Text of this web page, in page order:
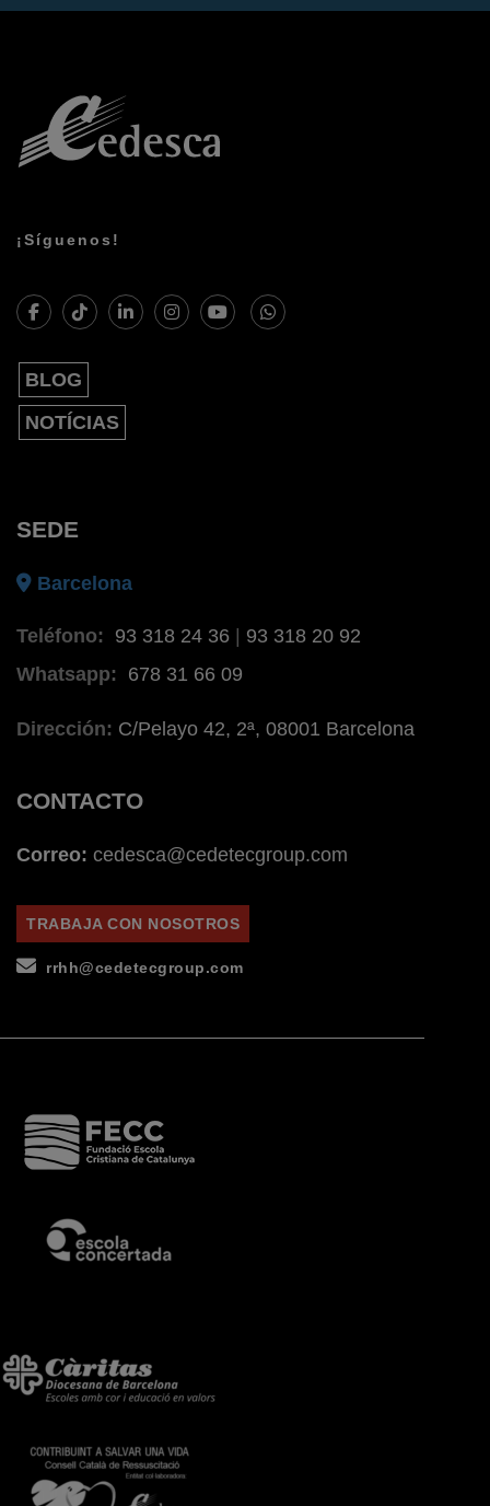
¡Síguenos!
BLOG
NOTÍCIAS
SEDE
Barcelona
Teléfono: 93 318 24 36
93 318 20 92
Whatsapp:
678 31 66 09
Dirección: C/Pelayo 42, 2ª, 08001 Barcelona
CONTACTO
Correo: cedesca@cedetecgroup.com
TRABAJA CON NOSOTROS
rrhh@cedetecgroup.com